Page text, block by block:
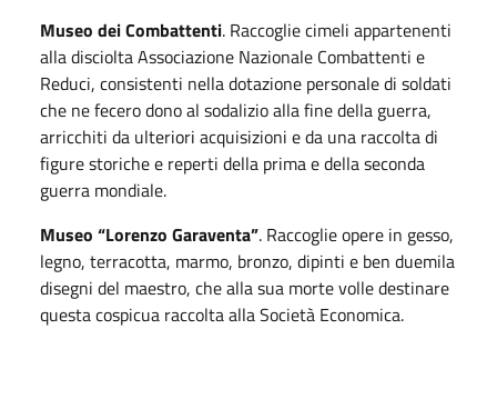
Museo dei Combattenti. Raccoglie cimeli appartenenti
alla disciolta Associazione Nazionale Combattenti e
Reduci, consistenti nella dotazione personale di soldati
che ne fecero dono al sodalizio alla fine della guerra,
arricchiti da ulteriori acquisizioni e da una raccolta di
figure storiche e reperti della prima e della seconda
guerra mondiale.
Museo “Lorenzo Garaventa”. Raccoglie opere in gesso,
legno, terracotta, marmo, bronzo, dipinti e ben duemila
disegni del maestro, che alla sua morte volle destinare
questa cospicua raccolta alla Società Economica.